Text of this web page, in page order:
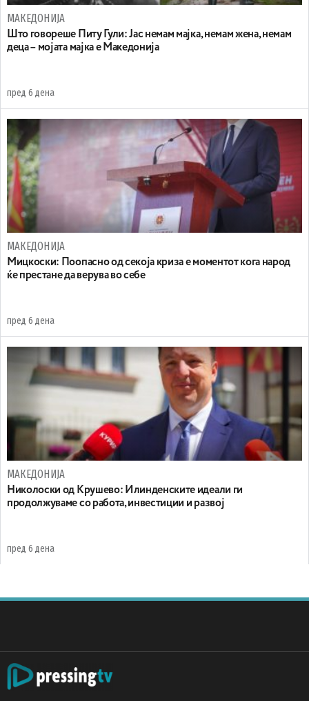
МАКЕДОНИЈА
Што говореше Питу Гули: Јас немам мајка, немам жена, немам
деца – мојата мајка е Македонија
пред 6 дена
МАКЕДОНИЈА
Мицкоски: Поопасно од секоја криза е моментот кога народ
ќе престане да верува во себе
пред 6 дена
МАКЕДОНИЈА
Николоски од Крушево: Илинденските идеали ги
продолжуваме со работа, инвестиции и развој
пред 6 дена